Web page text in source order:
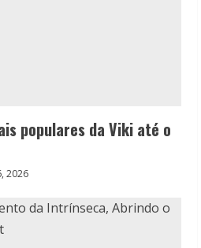
populares da Viki até o
2026